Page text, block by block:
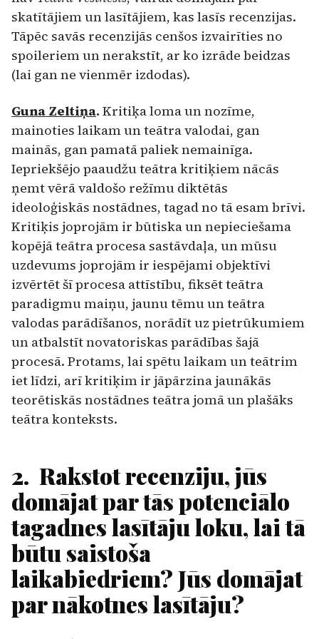
skatītājiem un lasītājiem, kas lasīs recenzijas.
Tāpēc savās recenzijās cenšos izvairīties no
spoileriem un nerakstīt, ar ko izrāde beidzas
(lai gan ne vienmēr izdodas).
Guna Zeltiņa. Kritiķa loma un nozīme,
mainoties laikam un teātra valodai, gan
mainās, gan pamatā paliek nemainīga.
Iepriekšējo paaudžu teātra kritiķiem nācās
ņemt vērā valdošo režīmu diktētās
ideoloģiskās nostādnes, tagad no tā esam brīvi.
Kritiķis joprojām ir būtiska un nepieciešama
kopējā teātra procesa sastāvdaļa, un mūsu
uzdevums joprojām ir iespējami objektīvi
izvērtēt šī procesa attīstību, fiksēt teātra
paradigmu maiņu, jaunu tēmu un teātra
valodas parādīšanos, norādīt uz pietrūkumiem
un atbalstīt novatoriskas parādības šajā
procesā. Protams, lai spētu laikam un teātrim
iet līdzi, arī kritiķim ir jāpārzina jaunākās
teorētiskās nostādnes teātra jomā un plašāks
teātra konteksts.
2. Rakstot recenziju, jūs
domājat par tās potenciālo
tagadnes lasītāju loku, lai tā
būtu saistoša
laikabiedriem? Jūs domājat
par nākotnes lasītāju?